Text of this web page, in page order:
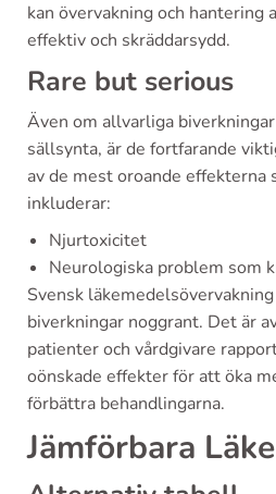
kan övervakning och hantering
effektiv och skräddarsydd.
Rare but serious
Även om allvarliga
sällsynta, är de fortfarande
av de mest oroande effekterna
inkluderar:
Njurtoxicitet
Neurologiska problem som
Svensk
biverkningar noggrant. Det är
patienter och vårdgivare
oönskade effekter för att öka
förbättra behandlingarna.
Jämförbara